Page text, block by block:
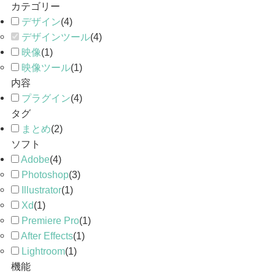
カテゴリー
デザイン(4)
デザインツール(4)
映像(1)
映像ツール(1)
内容
プラグイン(4)
タグ
まとめ(2)
ソフト
Adobe(4)
Photoshop(3)
Illustrator(1)
Xd(1)
Premiere Pro(1)
After Effects(1)
Lightroom(1)
機能